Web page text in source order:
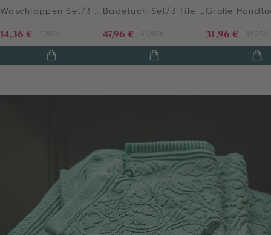
Waschlappen Set/3 Tile de Pip Grün 16x22 cm
17,95 €
14,36 €
Badetuch Set/3 Tile de Pip Grün 55x100 cm
59,95 €
47,96 € 39,95 €
31,96 €